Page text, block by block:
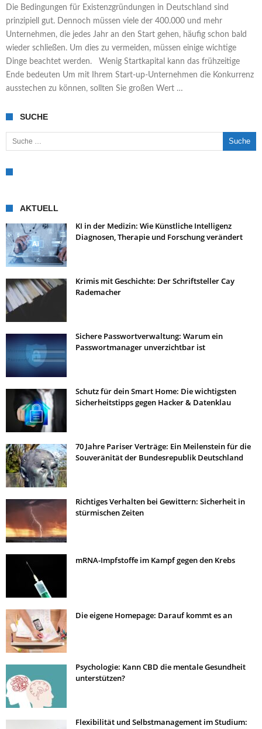
Die Bedingungen für Existenzgründungen in Deutschland sind
prinzipiell gut. Dennoch müssen viele der 400.000 und mehr
Unternehmen, die jedes Jahr an den Start gehen, häufig schon bald
wieder schließen. Um dies zu vermeiden, müssen einige wichtige
Dinge beachtet werden. Wenig Startkapital kann das frühzeitige
Ende bedeuten Um mit Ihrem Start-up-Unternehmen die Konkurrenz
ausstechen zu können, sollten Sie großen Wert …
SUCHE
Suche nach:
AKTUELL
KI in der Medizin: Wie Künstliche Intelligenz
Diagnosen, Therapie und Forschung verändert
Krimis mit Geschichte: Der Schriftsteller Cay
Rademacher
Sichere Passwortverwaltung: Warum ein
Passwortmanager unverzichtbar ist
Schutz für dein Smart Home: Die wichtigsten
Sicherheitstipps gegen Hacker & Datenklau
70 Jahre Pariser Verträge: Ein Meilenstein für die
Souveränität der Bundesrepublik Deutschland
Richtiges Verhalten bei Gewittern: Sicherheit in
stürmischen Zeiten
mRNA-Impfstoffe im Kampf gegen den Krebs
Die eigene Homepage: Darauf kommt es an
Psychologie: Kann CBD die mentale Gesundheit
unterstützen?
Flexibilität und Selbstmanagement im Studium: